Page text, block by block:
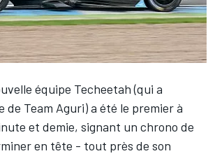
équipe Techeetah (qui a
de Team Aguri) a été le premier à
et demie, signant un chrono de
en tête - tout près de son